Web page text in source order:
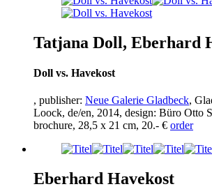
Tatjana Doll, Eberhard
Doll vs. Havekost
, publisher: Neue Galerie Gladbeck,
Loock, de/en, 2014, design: Büro Otto
brochure, 28,5 x 21 cm, 20.- € order
Eberhard Havekost